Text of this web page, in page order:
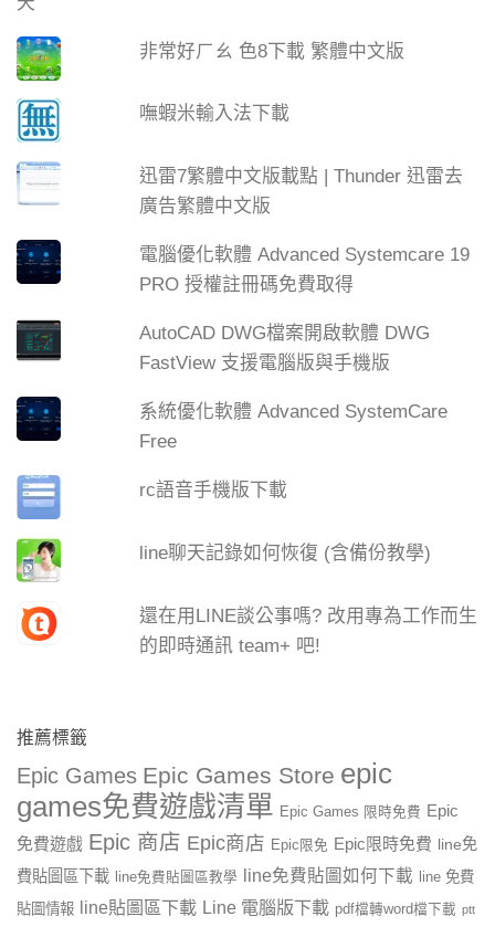
非常好ㄏㄠ 色8下載 繁體中文版
嘸蝦米輸入法下載
迅雷7繁體中文版載點 | Thunder 迅雷去
廣告繁體中文版
電腦優化軟體 Advanced Systemcare 19
PRO 授權註冊碼免費取得
AutoCAD DWG檔案開啟軟體 DWG
FastView 支援電腦版與手機版
系統優化軟體 Advanced SystemCare
Free
rc語音手機版下載
line聊天記錄如何恢復 (含備份教學)
還在用LINE談公事嗎? 改用專為工作而生
的即時通訊 team+ 吧!
推薦標籤
Epic Games Epic Games Store epic
games免費遊戲清單 Epic Games 限時免費 Epic
免費遊戲 Epic 商店 Epic商店 Epic限免 Epic限時免費 line免
費貼圖區下載
line免費貼圖區教學 line免費貼圖如何下載
line 免費
貼圖情報
line貼圖區下載 Line 電腦版下載 pdf檔轉word檔下載 ptt